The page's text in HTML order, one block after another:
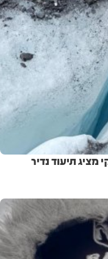
תיעוד נדיר